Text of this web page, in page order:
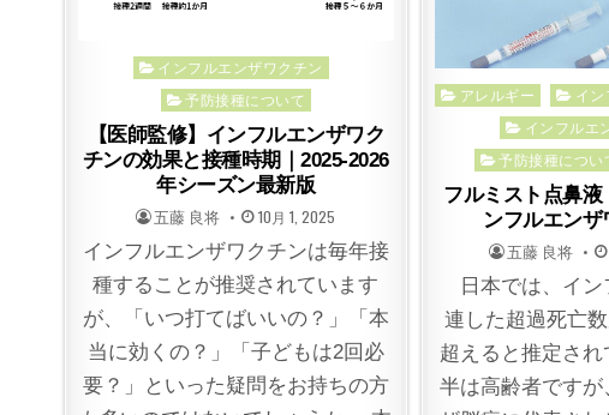
Posted
インフルエンザワクチン
予防接種について
【医師監修】インフルエンザワク
チンの効果と接種時期｜2025-2026
年シーズン最新版
POSTED
BY
五藤 良将 POSTED
ON
10月 1, 2025
インフルエンザワクチンは毎年接
種することが推奨されています
が、「いつ打てばいいの？」「本
当に効くの？」「子どもは2回必
要？」といった疑問をお持ちの方
Posted
アレルギー
イ
インフルエ
予防接種につい
フルミスト点鼻液
ンフルエンザ
POSTED
BY
五藤 良将
日本では、イン
連した超過死亡
超えると推定さ
半は高齢者です